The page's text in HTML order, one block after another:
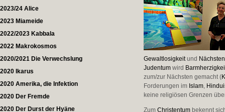
2023/24 Alice
2023 Miameide
2022/2023 Kabbala
2022 Makrokosmos
2020/2021 Die Verwechslung
2020 Ikarus
2020 Amerika, die Infektion
2020 Der Fremde
2020 Der Durst der Hyäne
Gewaltlosigkeitund
Judentum wird
zum/zur Nächsten gemacht (
Forderungen im Islam,
keine religiösen Grenzen
ZumChristentum bekennt